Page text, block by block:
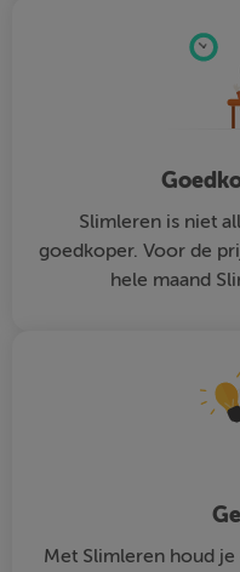
Slimleren is niet
goedkoper. Voor de
hele maand
Met Slimleren houd